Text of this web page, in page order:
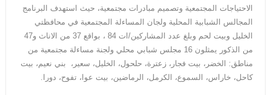
الاحتياجات المجتمعية وتصميم مبادرات مجتمعية، حيث استهدف البرنامج
المجالس الشبابية المحلية ولجان المساءلة المجتمعية في محافظتي
الخليل وبيت لحم وبلغ عدد المشاركين/ات 84 ، بواقع 37 من الاناث و47
من الذكور يمثلون 16 مجلس شبابي محلي ولجنة مساءلة مجتمعية من
مناطق: الخضر، بيت فجار، زعترة، حلحول، الخليل، سعير، بني نعيم، بيت
كاحل، خاراس، السموع، الكرمل، الرماضين، بيت عوا، تفوح، دورا.